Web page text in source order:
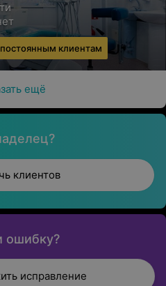
постоянным клиентам
ещё
клиентов
ошибку?
исправление